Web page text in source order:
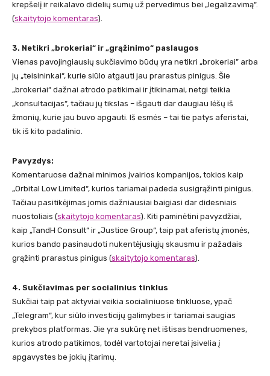
krepšelį ir reikalavo didelių sumų už pervedimus bei „legalizavimą“​.​
(skaitytojo komentaras).
3. Netikri „brokeriai“ ir „grąžinimo“ paslaugos
Vienas pavojingiausių sukčiavimo būdų yra netikri „brokeriai” arba
jų „teisininkai“, kurie siūlo atgauti jau prarastus pinigus. Šie
„brokeriai“ dažnai atrodo patikimai ir įtikinamai, netgi teikia
„konsultacijas“, tačiau jų tikslas – išgauti dar daugiau lėšų iš
žmonių, kurie jau buvo apgauti. Iš esmės – tai tie patys aferistai,
tik iš kito padalinio.
Pavyzdys:
Komentaruose dažnai minimos įvairios kompanijos, tokios kaip
„Orbital Low Limited“, kurios tariamai padeda susigrąžinti pinigus.
Tačiau pasitikėjimas jomis dažniausiai baigiasi dar didesniais
nuostoliais ​​ (skaitytojo komentaras). Kiti paminėtini pavyzdžiai,
kaip „TandH Consult“ ir „Justice Group“, taip pat aferistų įmonės,
kurios bando pasinaudoti nukentėjusiųjų skausmu ir pažadais
grąžinti prarastus pinigus ​​ (skaitytojo komentaras).
4. Sukčiavimas per socialinius tinklus
Sukčiai taip pat aktyviai veikia socialiniuose tinkluose, ypač
„Telegram“, kur siūlo investicijų galimybes ir tariamai saugias
prekybos platformas. Jie yra sukūrę net ištisas bendruomenes,
kurios atrodo patikimos, todėl vartotojai neretai įsivelia į
apgavystes be jokių įtarimų.